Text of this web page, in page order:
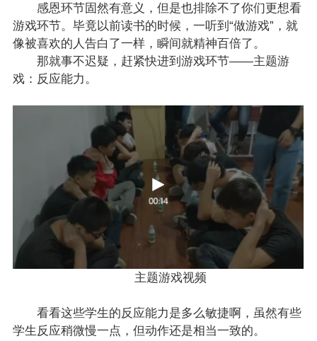
感恩环节固然有意义，但是也排除不了你们更想看
游戏环节。毕竟以前读书的时候，一听到“做游戏”，就
像被喜欢的人告白了一样，瞬间就精神百倍了。
那就事不迟疑，赶紧快进到游戏环节——主题游
戏：反应能力。
主题游戏视频
看看这些学生的反应能力是多么敏捷啊，虽然有些
学生反应稍微慢一点，但动作还是相当一致的。